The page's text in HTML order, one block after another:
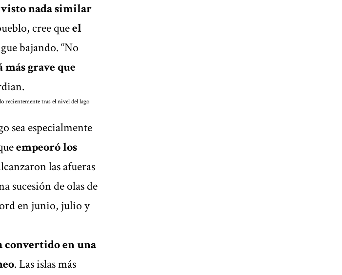
visto nada similar
cree queel
bajando. “No
más grave que
recientemente tras el nivel del lago
sea especialmente
empeoró los
las afueras
sucesión de olas de
en junio, julio y
convertido en una
. Las islas más